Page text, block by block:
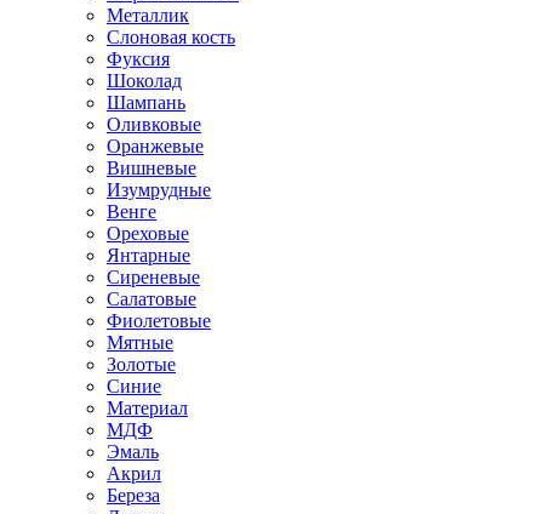
Металлик
Слоновая кость
Фуксия
Шоколад
Шампань
Оливковые
Оранжевые
Вишневые
Изумрудные
Венге
Ореховые
Янтарные
Сиреневые
Салатовые
Фиолетовые
Мятные
Золотые
Синие
Материал
МДФ
Эмаль
Акрил
Береза